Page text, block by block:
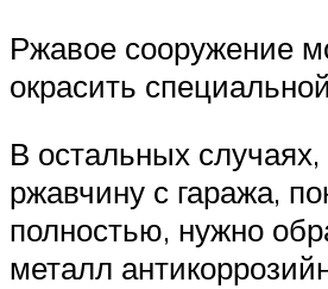
Ржавое сооружение
окрасить
В остальных
ржавчину с гаража,
полностью, нужно
металл